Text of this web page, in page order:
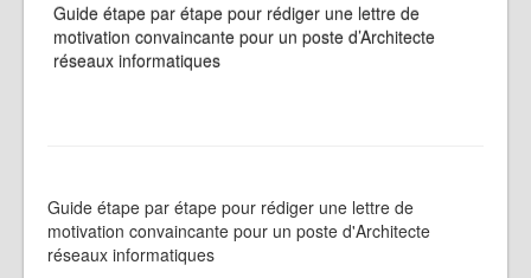
Guide étape par étape pour rédiger une lettre de
motivation convaincante pour un poste d’Architecte
réseaux informatiques
Guide étape par étape pour rédiger une lettre de
motivation convaincante pour un poste d'Architecte
réseaux informatiques